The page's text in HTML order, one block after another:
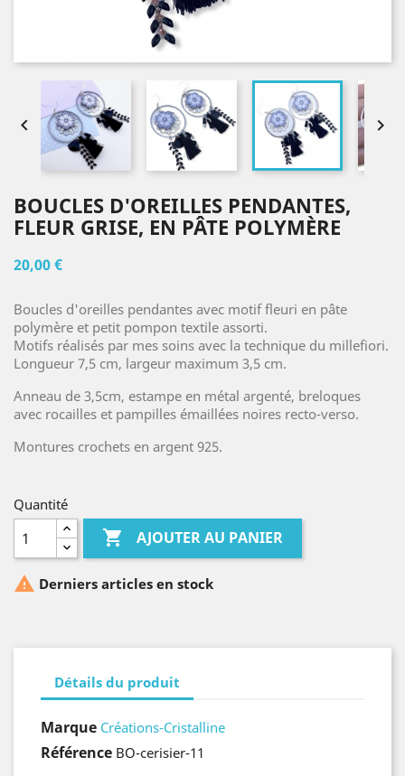
 
BOUCLES D'OREILLES PENDANTES,
FLEUR GRISE, EN PÂTE POLYMÈRE
20,00 €
Boucles d'oreilles pendantes avec motif fleuri en pâte
polymère et petit pompon textile assorti.
Motifs réalisés par mes soins avec la technique du millefiori.
Longueur 7,5 cm, largeur maximum 3,5 cm.
Anneau de 3,5cm, estampe en métal argenté, breloques
avec rocailles et pampilles émaillées noires recto-verso.
Montures crochets en argent 925.
Quantité
 AJOUTER AU PANIER
 Derniers articles en stock
Détails du produit
Marque Créations-Cristalline
Référence BO-cerisier-11